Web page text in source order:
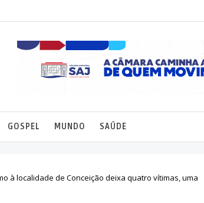
GOSPEL MUNDO SAÚDE
à localidade de Conceição deixa quatro vítimas, uma